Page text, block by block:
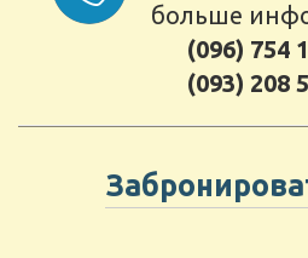
больше
(096) 754
(093) 208